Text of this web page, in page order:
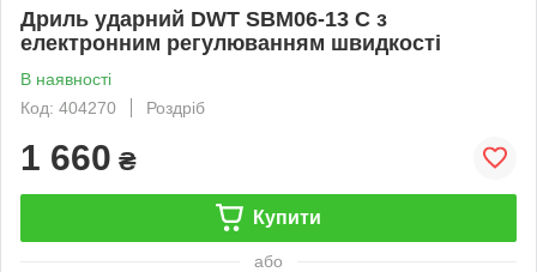
Дриль ударний DWT SBM06-13 C з
електронним регулюванням швидкості
В наявності
Код: 404270
Роздріб
1 660 ₴
Купити
або